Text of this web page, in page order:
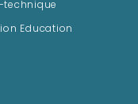
technique
Education